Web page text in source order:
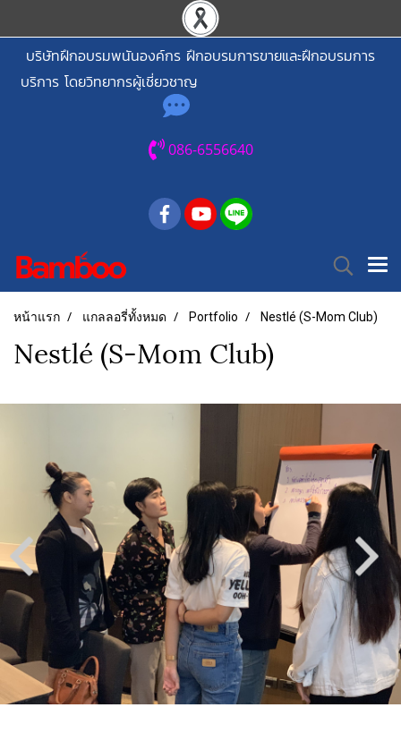
บริษัทฝึกอบรมพนันองค์กร ฝึกอบรมการขายและฝึกอบรมการ
บริการ โดยวิทยากรผู้เชี่ยวชาญ
086-6556640
หน้าแรก แกลลอรี่ทั้งหมด Portfolio Nestlé (S-Mom Club)
Nestlé (S-Mom Club)